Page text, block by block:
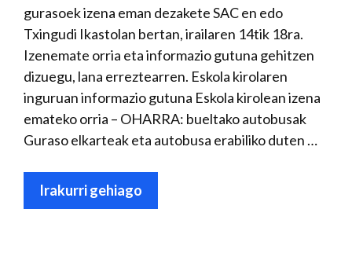
gurasoek izena eman dezakete SAC en edo
Txingudi Ikastolan bertan, irailaren 14tik 18ra.
Izenemate orria eta informazio gutuna gehitzen
dizuegu, lana erreztearren. Eskola kirolaren
inguruan informazio gutuna Eskola kirolean izena
emateko orria – OHARRA: bueltako autobusak
Guraso elkarteak eta autobusa erabiliko duten …
Irakurri gehiago